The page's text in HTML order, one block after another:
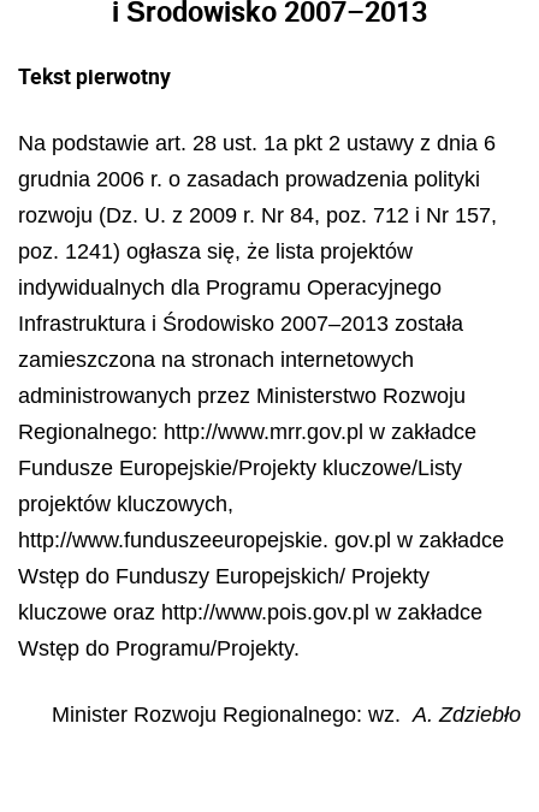
i Środowisko 2007–2013
Tekst pierwotny
Na podstawie art. 28 ust. 1a pkt 2 ustawy z dnia 6
grudnia 2006 r. o zasadach prowadzenia polityki
rozwoju (Dz. U. z 2009 r. Nr 84, poz. 712 i Nr 157,
poz. 1241) ogłasza się, że lista projektów
indywidualnych dla Programu Operacyjnego
Infrastruktura i Środowisko 2007–2013 została
zamieszczona na stronach internetowych
administrowanych przez Ministerstwo Rozwoju
Regionalnego: http://www.mrr.gov.pl w zakładce
Fundusze Europejskie/Projekty kluczowe/Listy
projektów kluczowych,
http://www.funduszeeuropejskie. gov.pl w zakładce
Wstęp do Funduszy Europejskich/ Projekty
kluczowe oraz http://www.pois.gov.pl w zakładce
Wstęp do Programu/Projekty.
Minister Rozwoju Regionalnego: wz. A. Zdziebło